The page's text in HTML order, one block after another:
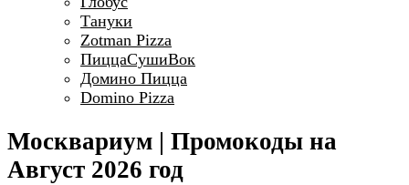
Тануки
Zotman Pizza
ПиццаСушиВок
Домино Пицца
Domino Pizza
Москвариум | Промокоды на
Август 2026 год